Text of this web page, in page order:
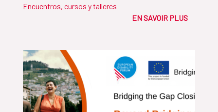
Encuentros, cursos y talleres
EN SAVOIR PLUS